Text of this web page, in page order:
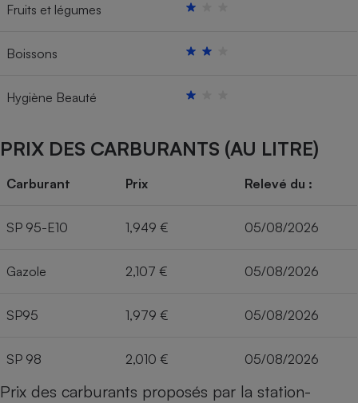
Fruits et légumes
Boissons
Hygiène Beauté
PRIX DES CARBURANTS (AU LITRE)
Carburant Prix Relevé du :
SP 95-E10 1,949 € 05/08/2026
Gazole 2,107 € 05/08/2026
SP95 1,979 € 05/08/2026
SP 98 2,010 € 05/08/2026
Prix des carburants proposés par la station-